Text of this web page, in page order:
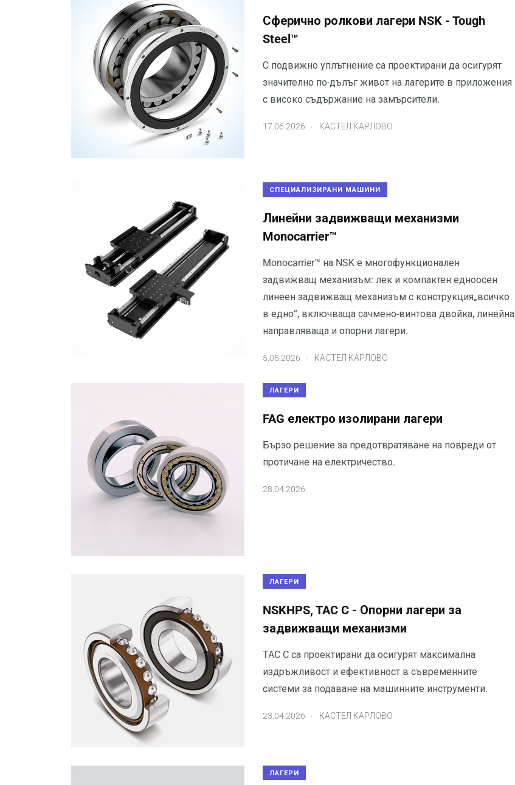
Сферично ролкови лагери NSK - Tough
Steel™
С подвижно уплътнение са проектирани да осигурят
значително по-дълъг живот на лагерите в приложения
с високо съдържание на замърсители.
17.06.2026 КАСТЕЛ КАРЛОВО
СПЕЦИАЛИЗИРАНИ МАШИНИ
Линейни задвижващи механизми
Monocarrier™
Monocarrier™ на NSK е многофункционален
задвижващ механизъм: лек и компактен едноосен
линеен задвижващ механизъм с конструкция„всичко
в едно“, включваща сачмено-винтова двойка, линейна
направляваща и опорни лагери.
5.05.2026 КАСТЕЛ КАРЛОВО
ЛАГЕРИ
FAG електро изолирани лагери
Бързо решение за предотвратяване на повреди от
протичане на електричество.
28.04.2026
ЛАГЕРИ
NSKHPS, TAC C - Опорни лагери за
задвижващи механизми
TAC C са проектирани да осигурят максимална
издръжливост и ефективност в съвременните
системи за подаване на машинните инструменти.
23.04.2026 КАСТЕЛ КАРЛОВО
ЛАГЕРИ